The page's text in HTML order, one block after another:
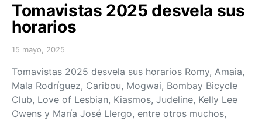
Tomavistas 2025 desvela sus
horarios
Posted on
15 mayo, 2025
Tomavistas 2025 desvela sus horarios Romy, Amaia,
Mala Rodríguez, Caribou, Mogwai, Bombay Bicycle
Club, Love of Lesbian, Kiasmos, Judeline, Kelly Lee
Owens y María José Llergo, entre otros muchos,